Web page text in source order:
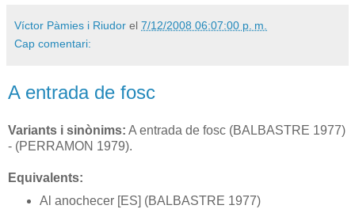
Víctor Pàmies i Riudor el 7/12/2008 06:07:00 p. m.
Cap comentari:
A entrada de fosc
Variants i sinònims: A entrada de fosc (BALBASTRE 1977)
- (PERRAMON 1979).
Equivalents:
Al anochecer [ES] (BALBASTRE 1977)